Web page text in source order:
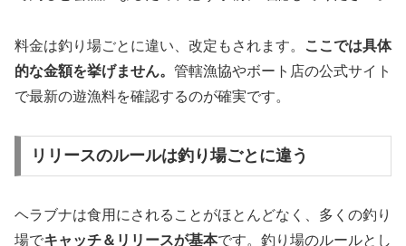
料金は釣り場ごとに違い、改定もされます。
ここでは具体
的な金額を挙げません。 管轄漁協やボート店の公式サイト
で最新の遊漁料を確認するのが確実です。
リリースのルールは釣り場ごとに違う
ヘラブナは食用にされることがほとんどなく、多くの釣り
場でキャッチ＆リリースが基本です。釣り場のルールとし